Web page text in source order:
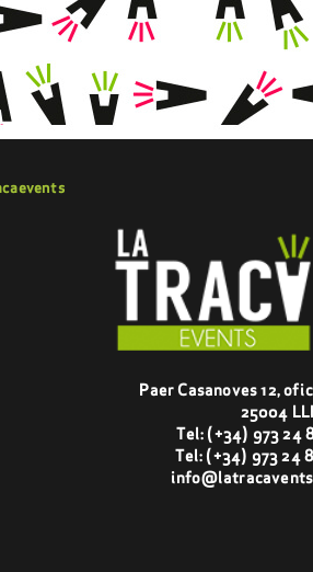
Paer Casanoves 12,
25004
Tel: (+34) 973 24
Tel: (+34) 973 24